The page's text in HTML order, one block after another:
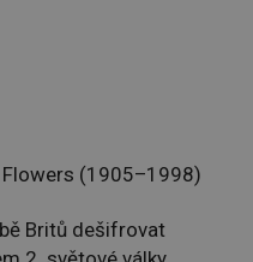
(1905–1998)
Britů dešifrovat